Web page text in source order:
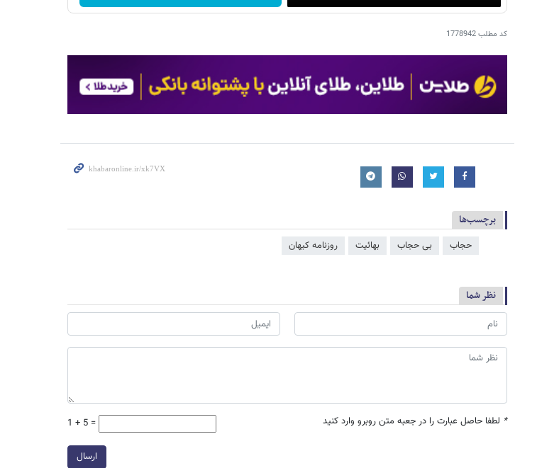
کد مطلب1778942
برچسب‌ها
حجاب بی حجاب بهائیت روزنامه کیهان
نظر شما
* لطفا حاصل عبارت را در جعبه متن روبرو وارد کنید 1 + 5 =
ارسال